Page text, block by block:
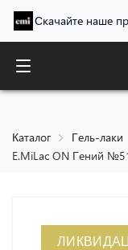
Скачайте наше
E.MiLac
Каталог Гель-лаки
E.MiLac ON Гений